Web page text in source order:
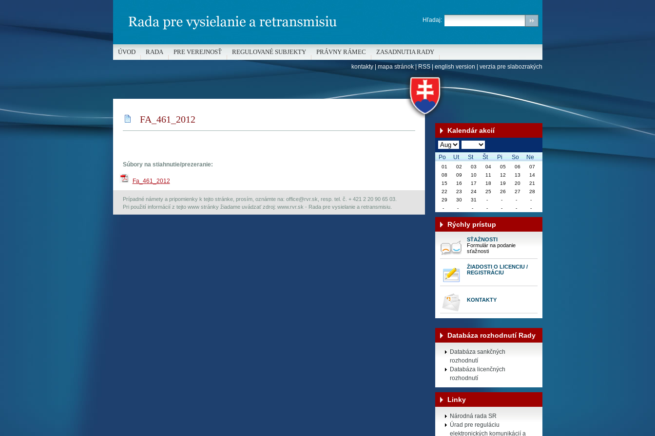
FA_461_2012
Súbory na stiahnutie/prezeranie:
Fa_461_2012
Prípadné námety a pripomienky k tejto stránke, prosím, oznámte na: office@rvr.sk, resp. tel. č. + 421 2 20 90 65 03.
Pri použití informácií z tejto www stránky žiadame uvádzať zdroj: www.rvr.sk - Rada pre vysielanie a retransmisiu.
Kalendár akcií
Po Ut St Št Pi So Ne
Rýchly prístup
SŤAŽNOSTI
Formulár na podanie
sťažnosti
ŽIADOSTI O LICENCIU /
REGISTRÁCIU
KONTAKTY
Databáza rozhodnutí Rady
Databáza sankčných
rozhodnutí
Databáza licenčných
rozhodnutí
Linky
Národná rada SR
Úrad pre reguláciu
elektronických komunikácií a
Hľadaj:
ÚVOD RADA PRE VEREJNOSŤ REGULOVANÉ SUBJEKTY PRÁVNY RÁMEC ZASADNUTIA RADY
kontakty| mapa stránok|RSS| english version verzia pre slabozrakých